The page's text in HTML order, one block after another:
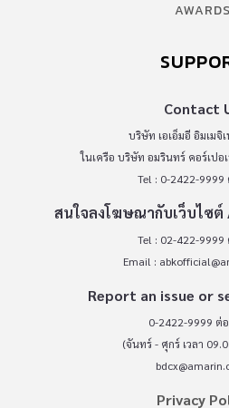
AWARDS
Contact
บริษัท เอเอ็มอี อิมเมจิ
ในเครือ บริษัท อมรินทร์ คอร์เป
Tel : 0-2422-9999
สนใจลงโฆษณากับเว็บไซต์
Tel : 02-422-9999
Email :
Report an issue or
0-2422-9999 ต่
(จันทร์ - ศุกร์ เวลา
Privacy